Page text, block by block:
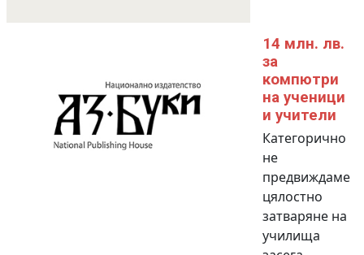
14 млн. лв.
за
компютри
на ученици
и учители
Категорично
не
предвиждаме
цялостно
затваряне на
училища